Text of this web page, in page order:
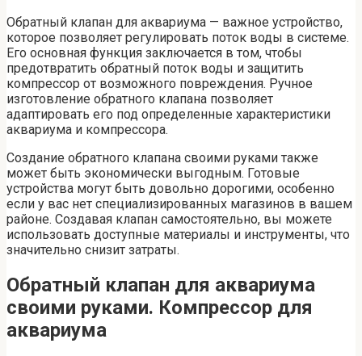
Обратный клапан для аквариума — важное устройство,
которое позволяет регулировать поток воды в системе.
Его основная функция заключается в том, чтобы
предотвратить обратный поток воды и защитить
компрессор от возможного повреждения. Ручное
изготовление обратного клапана позволяет
адаптировать его под определенные характеристики
аквариума и компрессора.
Создание обратного клапана своими руками также
может быть экономически выгодным. Готовые
устройства могут быть довольно дорогими, особенно
если у вас нет специализированных магазинов в вашем
районе. Создавая клапан самостоятельно, вы можете
использовать доступные материалы и инструменты, что
значительно снизит затраты.
Обратный клапан для аквариума
своими руками. Компрессор для
аквариума